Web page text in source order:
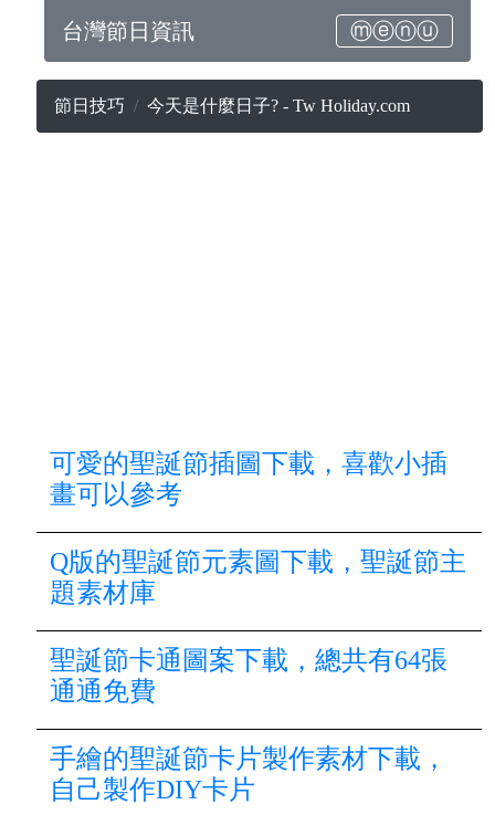
台灣節日資訊 ⓜⓔⓝⓤ
節日技巧 今天是什麼日子? - Tw Holiday.com
可愛的聖誕節插圖下載，喜歡小插
畫可以參考
Q版的聖誕節元素圖下載，聖誕節主
題素材庫
聖誕節卡通圖案下載，總共有64張
通通免費
手繪的聖誕節卡片製作素材下載，
自己製作DIY卡片